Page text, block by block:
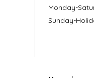
Monday-
Sunday-